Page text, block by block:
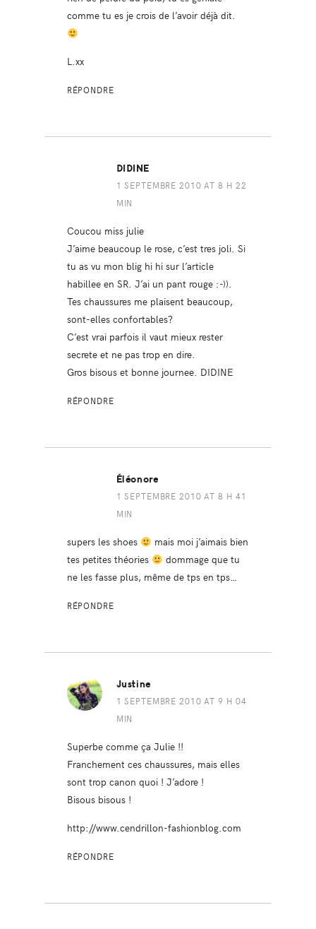
comme tu es je crois de l’avoir déjà dit.
L.xx
RÉPONDRE
DIDINE
1 SEPTEMBRE 2010 AT 8 H 22
MIN
Coucou miss julie
J’aime beaucoup le rose, c’est tres joli. Si
tu as vu mon blig hi hi sur l’article
habillee en SR. J’ai un pant rouge :-)).
Tes chaussures me plaisent beaucoup,
sont-elles confortables?
C’est vrai parfois il vaut mieux rester
secrete et ne pas trop en dire.
Gros bisous et bonne journee. DIDINE
RÉPONDRE
Éléonore
1 SEPTEMBRE 2010 AT 8 H 41
MIN
supers les shoes
mais moi j’aimais bien
tes petites théories
dommage que tu
ne les fasse plus, même de tps en tps…
RÉPONDRE
Justine
1 SEPTEMBRE 2010 AT 9 H 04
MIN
Superbe comme ça Julie !!
Franchement ces chaussures, mais elles
sont trop canon quoi ! J’adore !
Bisous bisous !
http://www.cendrillon-fashionblog.com
RÉPONDRE